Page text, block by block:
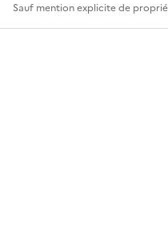
Sauf mention explicite de